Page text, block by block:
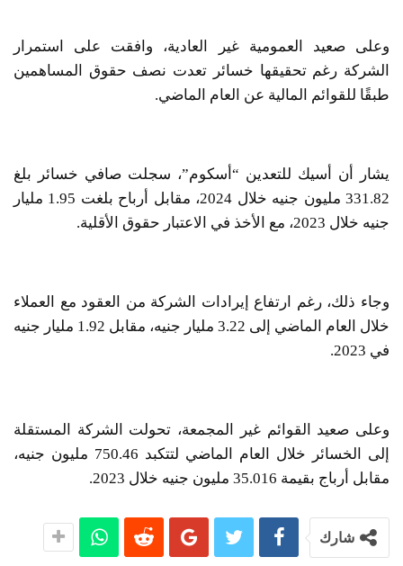
وعلى صعيد العمومية غير العادية، وافقت على استمرار
الشركة رغم تحقيقها خسائر تعدت نصف حقوق المساهمين
طبقًا للقوائم المالية عن العام الماضي.
يشار أن أسيك للتعدين “أسكوم”، سجلت صافي خسائر بلغ
331.82 مليون جنيه خلال 2024، مقابل أرباح بلغت 1.95 مليار
جنيه خلال 2023، مع الأخذ في الاعتبار حقوق الأقلية.
وجاء ذلك، رغم ارتفاع إيرادات الشركة من العقود مع العملاء
خلال العام الماضي إلى 3.22 مليار جنيه، مقابل 1.92 مليار جنيه
في 2023.
وعلى صعيد القوائم غير المجمعة، تحولت الشركة المستقلة
إلى الخسائر خلال العام الماضي لتتكبد 750.46 مليون جنيه،
مقابل أرباج بقيمة 35.016 مليون جنيه خلال 2023.
شارك